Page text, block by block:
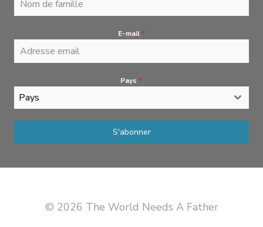
E-mail *
Pays *
Pays
S'abonner
© 2026 The World Needs A Father